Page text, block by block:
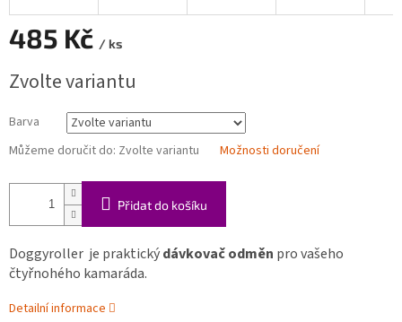
485 Kč / ks
cena:
Zvolte variantu
Barva
Můžeme doručit do: Zvolte variantu Možnosti doručení
Přidat do košíku
Doggyroller je praktickýdávkovač odměn pro vašeho
čtyřnohého kamaráda.
Detailní informace